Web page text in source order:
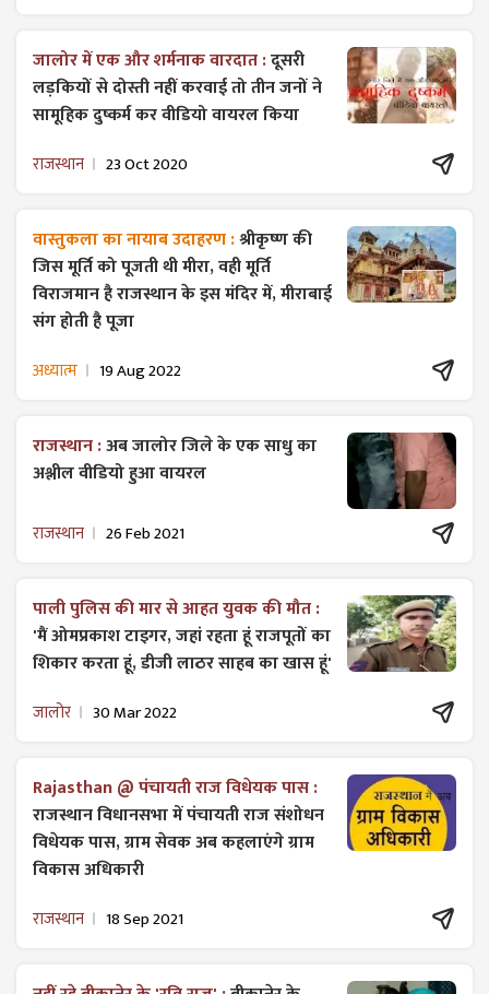
जालोर में एक और शर्मनाक वारदात :दूसरी
लड़कियों से दोस्ती नहीं करवाई तो तीन जनों ने
सामूहिक दुष्कर्म कर वीडियो वायरल किया
राजस्थान 23 Oct 2020
वास्तुकला का नायाब उदाहरण :श्रीकृष्ण की
जिस मूर्ति को पूजती थी मीरा, वही मूर्ति
विराजमान है राजस्थान के इस मंदिर में, मीराबाई
संग होती है पूजा
अध्यात्म 19 Aug 2022
राजस्थान :अब जालोर जिले के एक साधु का
अश्लील वीडियो हुआ वायरल
राजस्थान 26 Feb 2021
पाली पुलिस की मार से आहत युवक की मौत :
'मैं ओमप्रकाश टाइगर, जहां रहता हूं राजपूतों का
शिकार करता हूं, डीजी लाठर साहब का खास हूं'
जालोर 30 Mar 2022
Rajasthan @ पंचायती राज विधेयक पास :
राजस्थान विधानसभा में पंचायती राज ​संशोधन
विधेयक पास, ग्राम सेवक अब कहलाएंगे ग्राम
विकास अधिकारी
राजस्थान 18 Sep 2021